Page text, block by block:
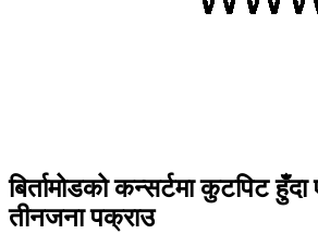
बिर्तामोडको कन्सर्टमा कुटपिट
तीनजना पक्राउ